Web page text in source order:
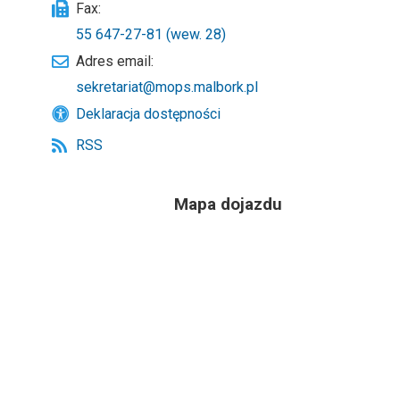
Fax:
55 647-27-81 (wew. 28)
Adres email:
sekretariat@mops.malbork.pl
Deklaracja dostępności
RSS
Mapa dojazdu